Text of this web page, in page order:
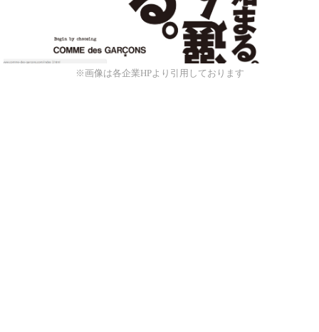
※画像は各企業HPより引用しております